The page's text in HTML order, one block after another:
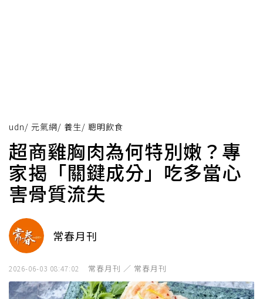
udn/ 元氣網/ 養生/ 聰明飲食
超商雞胸肉為何特別嫩？專
家揭「關鍵成分」吃多當心
害骨質流失
常春月刊
2026-06-03 08:47:02 常春月刊 ／ 常春月刊